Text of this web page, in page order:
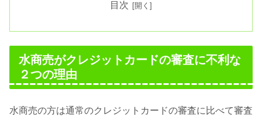
目次
水商売がクレジットカードの審査に不利な
２つの理由
水商売の方は通常のクレジットカードの審査に比べて審査